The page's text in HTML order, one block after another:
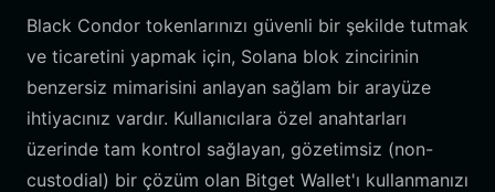
Black Condor tokenlarınızı güvenli bir şekilde tutmak
ve ticaretini yapmak için, Solana blok zincirinin
benzersiz mimarisini anlayan sağlam bir arayüze
ihtiyacınız vardır. Kullanıcılara özel anahtarları
üzerinde tam kontrol sağlayan, gözetimsiz (non-
custodial) bir çözüm olan Bitget Wallet'ı kullanmanızı